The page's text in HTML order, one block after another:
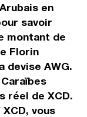
en
savoir
montant de
Florin
devise AWG.
réel de XCD.
vous